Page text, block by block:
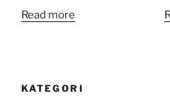
Read more
KATEGORI